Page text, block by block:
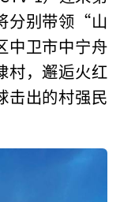
分别带领“山
中卫市中宁舟
村，邂逅火红
击出的村强民